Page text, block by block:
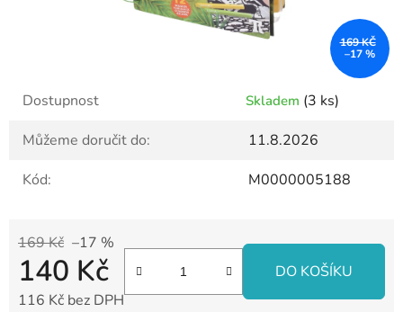
Dostupnost Skladem (3 ks)
Můžeme doručit do:
11.8.2026
Kód:
M0000005188
169 Kč –17 %
140 Kč
116 Kč bez DPH
DO KOŠÍKU
169 KČ
–17 %